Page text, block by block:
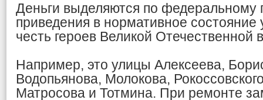
Деньги выделяются по федеральному
приведения в нормативное состояние
честь героев Великой Отечественной
Например, это улицы Алексеева,
Водопьянова, Молокова,
Матросова и Тотмина. При ремонте